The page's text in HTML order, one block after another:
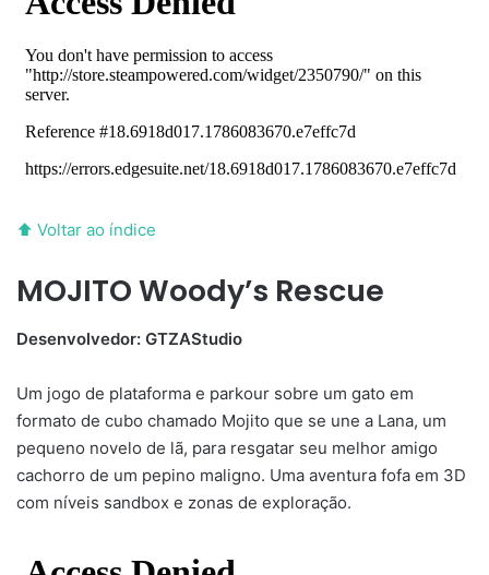
⬆ Voltar ao índice
MOJITO Woody’s Rescue
Desenvolvedor: GTZAStudio
Um jogo de plataforma e parkour sobre um gato em
formato de cubo chamado Mojito que se une a Lana, um
pequeno novelo de lã, para resgatar seu melhor amigo
cachorro de um pepino maligno. Uma aventura fofa em 3D
com níveis sandbox e zonas de exploração.